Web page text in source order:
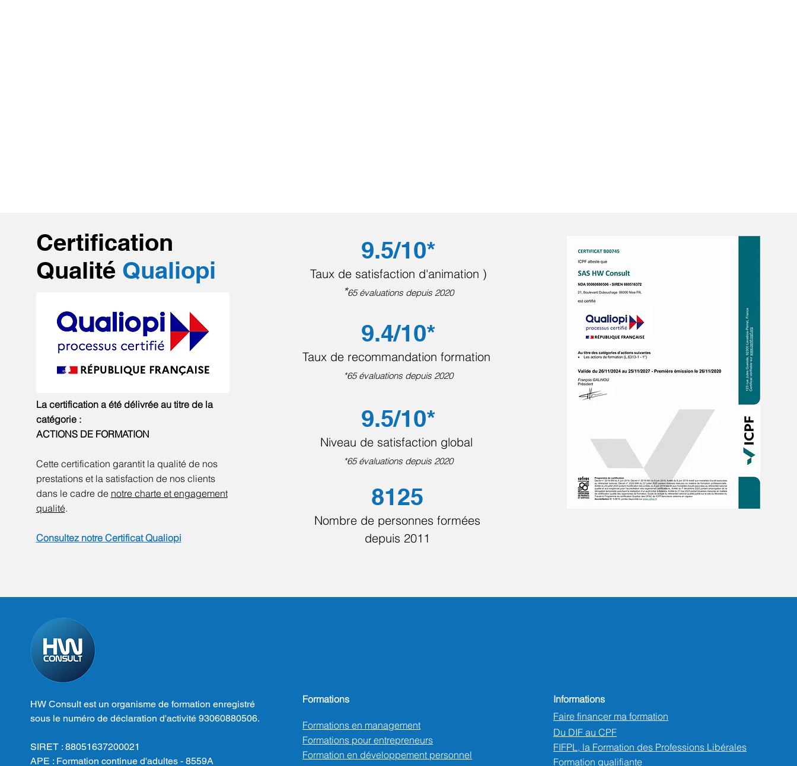
Certification
Qualité Qualiopi
La certification a été délivrée au titre de la
catégorie :
ACTIONS DE FORMATION
Cette certification garantit la qualité de nos
prestations et la satisfaction de nos clients
dans le cadre de notre charte et engagement
qualité.
Consultez notre Certificat Qualiopi
9.5/10*
Taux de satisfaction d'animation )
*65 évaluations depuis 2020
9.4/10*
Taux de recommandation formation
*65 évaluations depuis 2020
9.5/10*
Niveau de satisfaction global
*65 évaluations depuis 2020
8125
Nombre de personnes formées
depuis 2011
HW Consult est un organisme de formation enregistré
sous le numéro de déclaration d'activité 93060880506.
SIRET : 88051637200021
APE : Formation continue d'adultes - 8559A
Formations
Formations en management
Formations pour entrepreneurs
Formation en développement personnel
Informations
Faire financer ma formation
Du DIF au CPF
FIFPL, la Formation des Professions Libérales
Formation qualifiante